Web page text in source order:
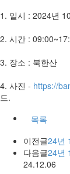
1. 일시 : 2024년
2. 시간 :
3. 장소 : 북한산
4. 사진 - https://
드.
목록
이전글24년
다음글24년
24.12.06